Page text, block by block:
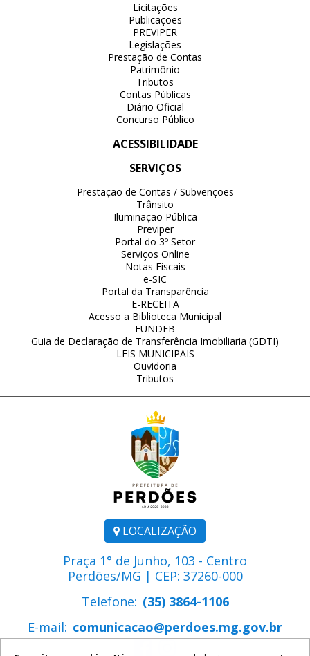
LOCALIZAÇÃO
Praça 1° de Junho, 103 - Centro
Perdões/MG | CEP: 37260-000
Telefone: (35) 3864-1106
E-mail: comunicacao@perdoes.mg.gov.br
Licitações
Publicações
PREVIPER
Legislações
Prestação de Contas
Patrimônio
Tributos
Contas Públicas
Diário Oficial
Concurso Público
ACESSIBILIDADE
SERVIÇOS
Prestação de Contas / Subvenções
Trânsito
Iluminação Pública
Previper
Portal do 3º Setor
Serviços Online
Notas Fiscais
e-SIC
Portal da Transparência
E-RECEITA
Acesso a Biblioteca Municipal
FUNDEB
Guia de Declaração de Transferência Imobiliaria (GDTI)
LEIS MUNICIPAIS
Ouvidoria
Tributos